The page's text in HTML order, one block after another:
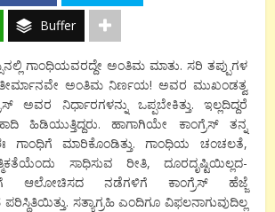
Buffer
ಗಾಂಧಿಯವರದ್ದೇ ಅಂತಿಮ ಮಾತು. ಸರಿ ತಪ್ಪುಗಳ
ಅಂತಿಮ ನಿರ್ಣಯ! ಅವರ ಮುಖಂಡತ್ವ
ಅವರ ನಿರ್ಧಾರಗಳನ್ನು ಒಪ್ಪಬೇಕಿತ್ತು. ಇಲ್ಲದಿದ್ದರೆ
ಹಿಡಿಯುತ್ತಿದ್ದರು. ಹಾಗಾಗಿಯೇ ಕಾಂಗ್ರೆಸ್ ತನ್ನ
ಗಾಂಧಿಗೆ ಮಾರಿಕೊಂಡಿತ್ತು. ಗಾಂಧಿಯ ಚಂಚಲತೆ,
ಸಾಧಿಸುವ ರೀತಿ, ದೂರದೃಷ್ಟಿಯಿಲ್ಲದ-
ಆಲೋಚಿಸದ ನಡೆಗಳಿಗೆ ಕಾಂಗ್ರೆಸ್ ಹೆಜ್ಜೆ
ಸತ್ಯಾಗ್ರಹಿ ಎಂದಿಗೂ ವಿಫಲನಾಗುವುದಿಲ್ಲ